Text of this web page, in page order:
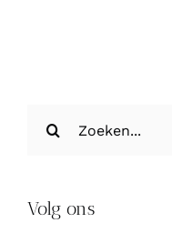
naar:
Volg ons